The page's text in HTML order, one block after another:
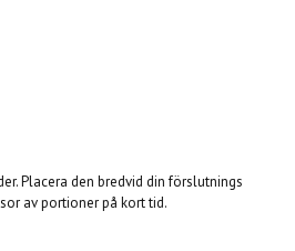
Placera den bredvid din förslutnings
av portioner på kort tid.